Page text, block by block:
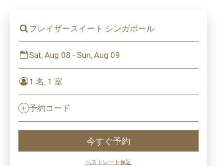
フレイザースイート シンガポール
Sat, Aug 08 - Sun, Aug 09
1 名, 1 室
予約コード
今すぐ予約
ベストレート保証